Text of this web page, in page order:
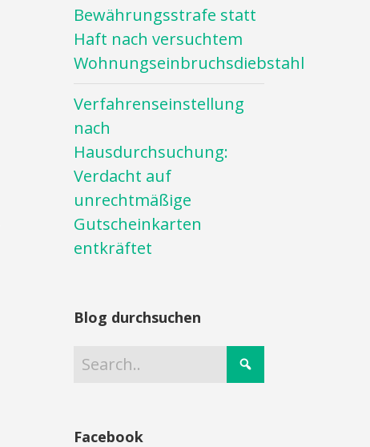
Bewährungsstrafe statt
Haft nach versuchtem
Wohnungseinbruchsdiebstahl
Verfahrenseinstellung
nach
Hausdurchsuchung:
Verdacht auf
unrechtmäßige
Gutscheinkarten
entkräftet
Blog durchsuchen
Facebook